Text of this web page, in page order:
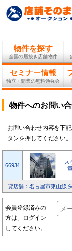
物件を探す
全国の居抜き店舗物件
セミナー情報
独立・開業の無料勉強会
物件へのお問い
お問い合わせ内容を下
タンを押してください。
66934
ス
貸店舗：名古屋市東山線
会員登録済みの
方は、ログイン
してください。